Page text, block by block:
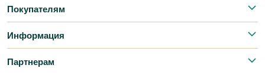
Покупателям
Информация
Партнерам